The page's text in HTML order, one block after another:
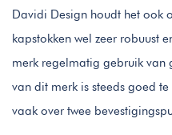
Davidi Design houdt het ook
kapstokken wel zeer robuust
merk regelmatig gebruik van
van dit merk is steeds goed
vaak over twee